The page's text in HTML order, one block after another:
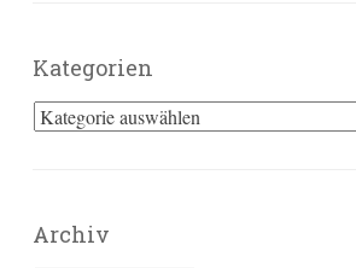
Kategorien
Kategorien
Archiv